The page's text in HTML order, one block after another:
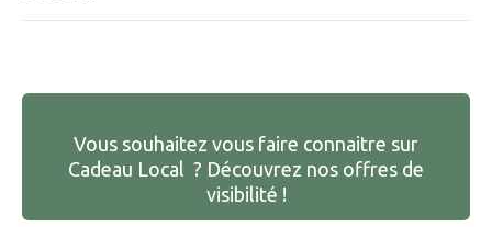
Vous souhaitez vous faire connaitre sur
Cadeau Local ? Découvrez nos offres de
visibilité !